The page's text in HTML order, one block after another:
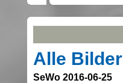
Alle Bilder
SeWo 2016-06-25